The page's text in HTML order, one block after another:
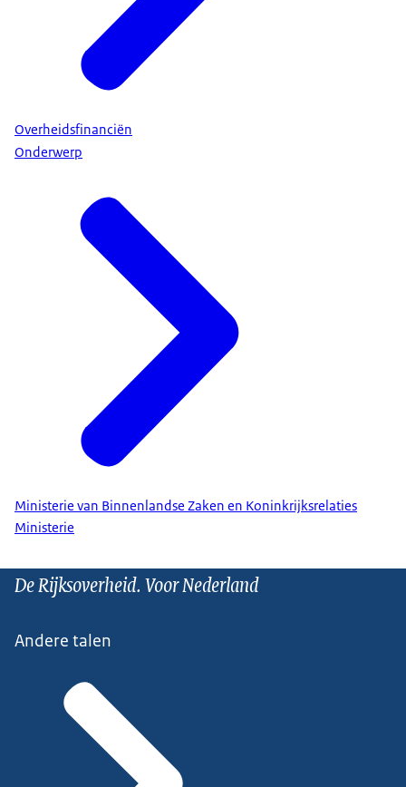
Overheidsfinanciën
Onderwerp
Ministerie van Binnenlandse Zaken en Koninkrijksrelaties
Ministerie
De Rijksoverheid. Voor Nederland
Andere talen